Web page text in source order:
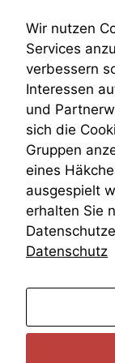
Teilungsklage
Venezuela
VRK
ZPO
Zustellfiktion
Zuständigkeit
Öffentliches
Wir nutzen
Services
verbessern
Interessen
und
sich die
Gruppen
eines
ausgespielt
erhalten Sie
Datenschutz